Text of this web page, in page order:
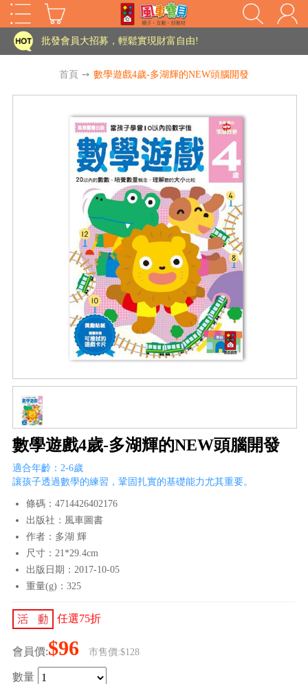
家長樂了!「風車書版集團暨FOOD超人企業總部」目前正興建中!
批發會員大招募，輕鬆實現財富自由!
老師您好!!幼教會員火熱招募中~
海外購物免煩惱！點我查看『海外購物流程說明』
批發會員大招募，輕鬆實現財富自由!
老師您好!!幼教會員火熱招募中~
海外購物免煩惱！點我查看『海外購物流程說明』
首頁 ➙ 數學遊戲4歲-多湖輝的NEW頭腦開發
數學遊戲4歲-多湖輝的NEW頭腦開發
適合年齡：2-6歲
讓孩子透過數學的練習，鞏固扎實的基礎能力尤其重要。
條碼：4714426402176
出版社：風車圖書
作者：多湖 輝
尺寸：21*29.4cm
出版日期：2017-10-05
重量(g)：325
任選75折
會員價:$96 市售價:$128
數量